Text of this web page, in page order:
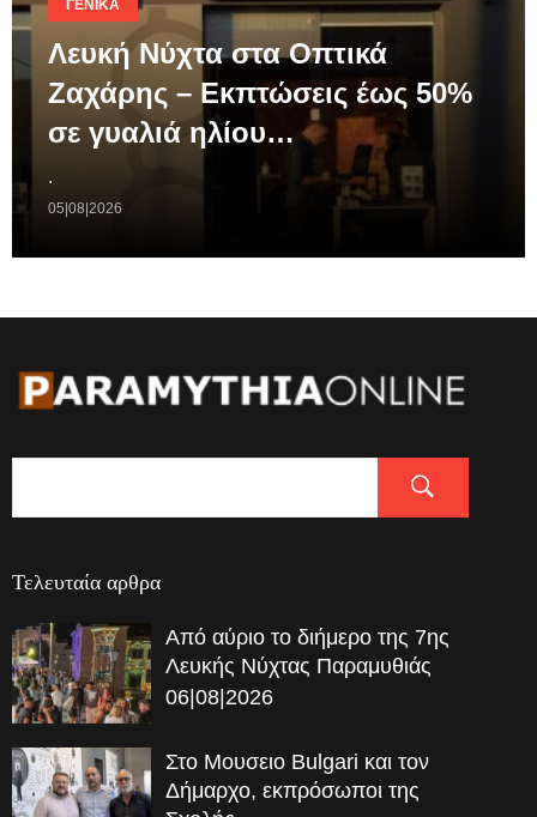
ΓΕΝΙΚΆ
Λευκή Νύχτα στα Οπτικά
Ζαχάρης – Εκπτώσεις έως 50%
σε γυαλιά ηλίου…
.
05|08|2026
Τελευταία αρθρα
Από αύριο το διήμερο της 7ης
Λευκής Νύχτας Παραμυθιάς
06|08|2026
Στο Μουσειο Bulgari και τον
Δήμαρχο, εκπρόσωποι της